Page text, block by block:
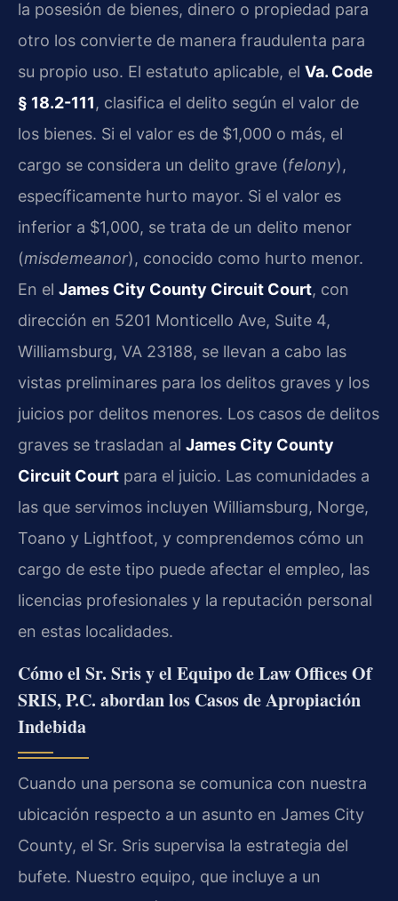
la posesión de bienes, dinero o propiedad para
otro los convierte de manera fraudulenta para
su propio uso. El estatuto aplicable, el Va. Code
§ 18.2-111, clasifica el delito según el valor de
los bienes. Si el valor es de $1,000 o más, el
cargo se considera un delito grave (felony),
específicamente hurto mayor. Si el valor es
inferior a $1,000, se trata de un delito menor
(misdemeanor), conocido como hurto menor.
En el James City County Circuit Court, con
dirección en 5201 Monticello Ave, Suite 4,
Williamsburg, VA 23188, se llevan a cabo las
vistas preliminares para los delitos graves y los
juicios por delitos menores. Los casos de delitos
graves se trasladan al James City County
Circuit Court para el juicio. Las comunidades a
las que servimos incluyen Williamsburg, Norge,
Toano y Lightfoot, y comprendemos cómo un
cargo de este tipo puede afectar el empleo, las
licencias profesionales y la reputación personal
en estas localidades.
Cómo el Sr. Sris y el Equipo de Law Offices Of
SRIS, P.C. abordan los Casos de Apropiación
Indebida
Cuando una persona se comunica con nuestra
ubicación respecto a un asunto en James City
County, el Sr. Sris supervisa la estrategia del
bufete. Nuestro equipo, que incluye a un